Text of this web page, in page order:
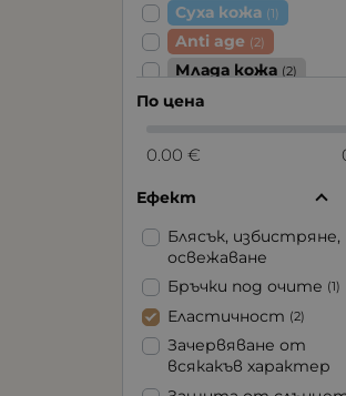
Суха кожа (1)
Anti age (2)
Млада кожа (2)
Зряла кожа
По цена
0.00 €
Ефект
Блясък, избистряне,
освежаване
Бръчки под очите (1)
Еластичност (2)
Зачервяване от
всякакъв характер